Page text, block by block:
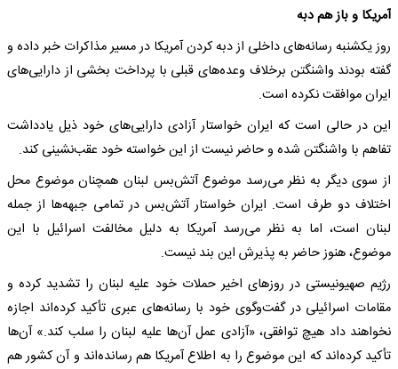
آمریکا و باز هم دبه
روز یکشنبه رسانه‌های داخلی از دبه کردن آمریکا در مسیر مذاکرات خبر داده و
گفته بودند واشنگتن برخلاف وعده‌های قبلی با پرداخت بخشی از دارایی‌های
ایران موافقت نکرده است.
این در حالی است که ایران خواستار آزادی دارایی‌های خود ذیل یادداشت
تفاهم با واشنگتن شده و حاضر نیست از این خواسته خود عقب‌نشینی کند.
از سوی دیگر به نظر می‌رسد موضوع آتش‌بس لبنان همچنان موضوع محل
اختلاف دو طرف است. ایران خواستار آتش‌بس در تمامی جبهه‌ها از جمله
لبنان است، اما به نظر می‌رسد آمریکا به دلیل مخالفت اسرائیل با این
موضوع، هنوز حاضر به پذیرش این بند نیست.
رژیم صهیونیستی در روزهای اخیر حملات خود علیه لبنان را تشدید کرده و
مقامات اسرائیلی در گفت‌وگوی خود با رسانه‌های عبری تأکید کرده‌اند اجازه
نخواهند داد هیچ توافقی، «آزادی عمل آن‌ها علیه لبنان را سلب کند.» آن‌ها
تأکید کرده‌اند که این موضوع را به اطلاع آمریکا هم رسانده‌اند و آن کشور هم